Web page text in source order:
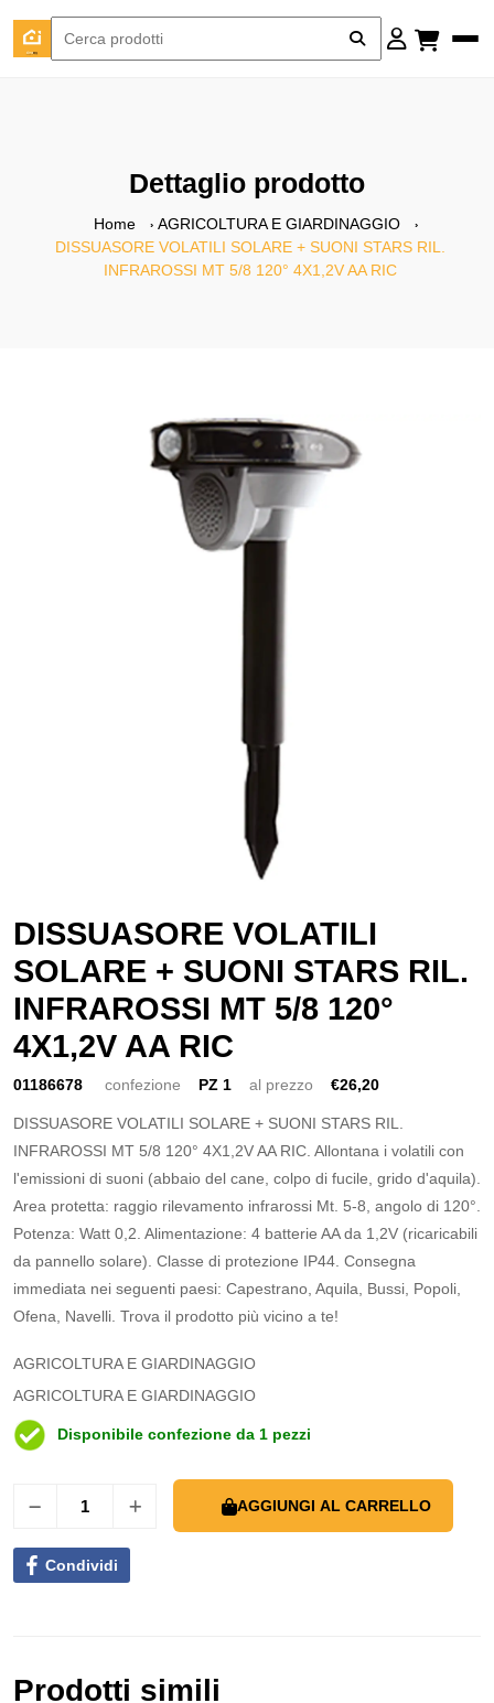
Dettaglio prodotto
Home
AGRICOLTURA E GIARDINAGGIO
DISSUASORE VOLATILI SOLARE + SUONI STARS RIL.
INFRAROSSI MT 5/8 120° 4X1,2V AA RIC
DISSUASORE VOLATILI
SOLARE + SUONI STARS RIL.
INFRAROSSI MT 5/8 120°
4X1,2V AA RIC
01186678 confezione PZ 1 al prezzo €26,20
DISSUASORE VOLATILI SOLARE + SUONI STARS RIL.
INFRAROSSI MT 5/8 120° 4X1,2V AA RIC. Allontana i volatili con
l'emissioni di suoni (abbaio del cane, colpo di fucile, grido d'aquila).
Area protetta: raggio rilevamento infrarossi Mt. 5-8, angolo di 120°.
Potenza: Watt 0,2. Alimentazione: 4 batterie AA da 1,2V (ricaricabili
da pannello solare). Classe di protezione IP44. Consegna
immediata nei seguenti paesi: Capestrano, Aquila, Bussi, Popoli,
Ofena, Navelli. Trova il prodotto più vicino a te!
AGRICOLTURA E GIARDINAGGIO
AGRICOLTURA E GIARDINAGGIO
Disponibile confezione da 1 pezzi
AGGIUNGI AL CARRELLO
Condividi
Prodotti simili